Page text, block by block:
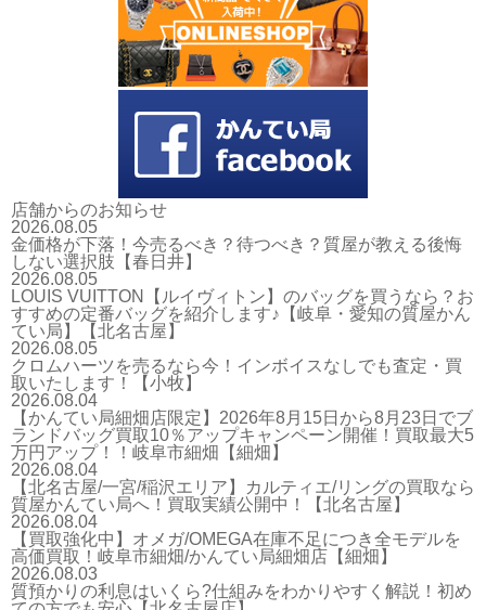
店舗からのお知らせ
2026.08.05
金価格が下落！今売るべき？待つべき？質屋が教える後悔
しない選択肢【春日井】
2026.08.05
LOUIS VUITTON【ルイヴィトン】のバッグを買うなら？お
すすめの定番バッグを紹介します♪【岐阜・愛知の質屋かん
てい局】【北名古屋】
2026.08.05
クロムハーツを売るなら今！インボイスなしでも査定・買
取いたします！【小牧】
2026.08.04
【かんてい局細畑店限定】2026年8月15日から8月23日でブ
ランドバッグ買取10％アップキャンペーン開催！買取最大5
万円アップ！！岐阜市細畑【細畑】
2026.08.04
【北名古屋/一宮/稲沢エリア】カルティエ/リングの買取なら
質屋かんてい局へ！買取実績公開中！【北名古屋】
2026.08.04
【買取強化中】オメガ/OMEGA在庫不足につき全モデルを
高価買取！岐阜市細畑/かんてい局細畑店【細畑】
2026.08.03
質預かりの利息はいくら?仕組みをわかりやすく解説！初め